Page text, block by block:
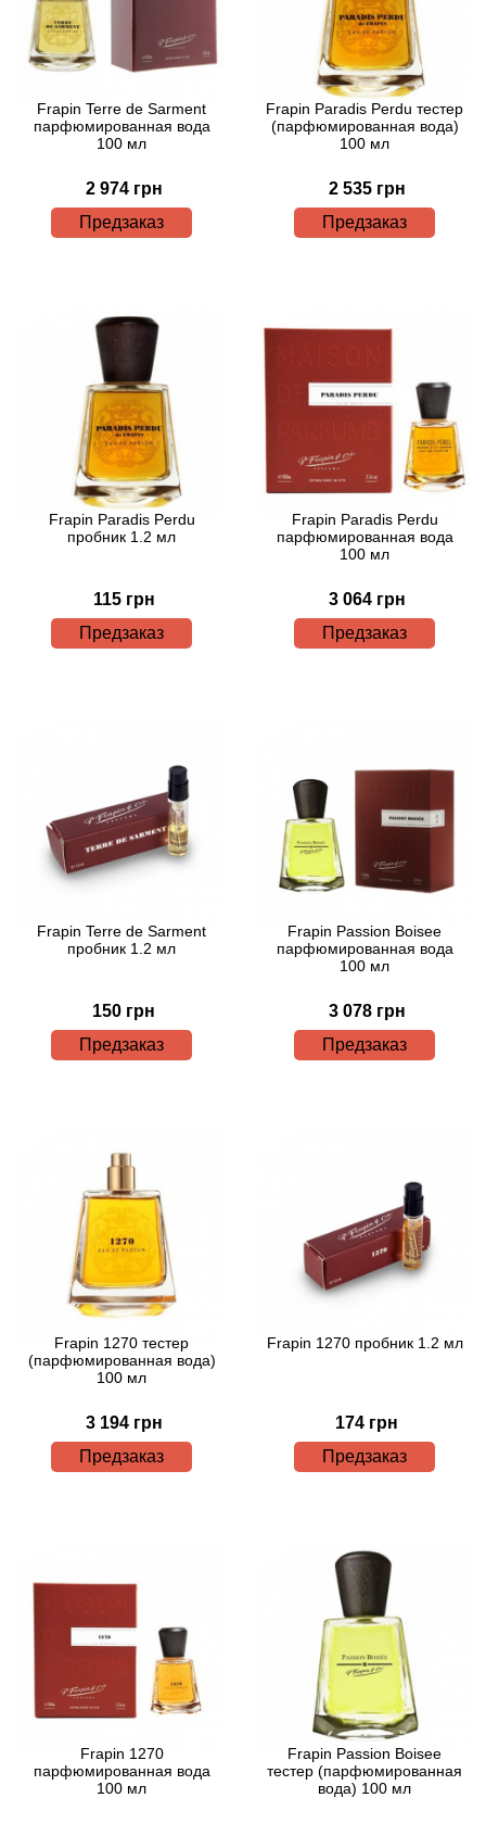
Frapin Terre de Sarment
парфюмированная вода
100 мл
2 974 грн
Предзаказ
Frapin Paradis Perdu тестер
(парфюмированная вода)
100 мл
2 535 грн
Предзаказ
Frapin Paradis Perdu
пробник 1.2 мл
115 грн
Предзаказ
Frapin Paradis Perdu
парфюмированная вода
100 мл
3 064 грн
Предзаказ
Frapin Terre de Sarment
пробник 1.2 мл
150 грн
Предзаказ
Frapin Passion Boisee
парфюмированная вода
100 мл
3 078 грн
Предзаказ
Frapin 1270 тестер
(парфюмированная вода)
100 мл
3 194 грн
Предзаказ
Frapin 1270 пробник 1.2 мл
174 грн
Предзаказ
Frapin 1270
парфюмированная вода
100 мл
Frapin Passion Boisee
тестер (парфюмированная
вода) 100 мл
Arte Profumi
ArteOlfatto
Asabi
Atelier Cologne
Atelier Flou
Athena's
Atkinsons
Attar Collection
Au Pays de la Fleur d’Oranger
Baldinini
Balenciaga
Balmain
Banana Republic
BeauFort London
Benetton
Bentley
Beso Beach
Betty Barclay
Bibliotheque de Parfum
Biehl Parfumkunstwerke
Bijan
Bill Blass
Biotherm